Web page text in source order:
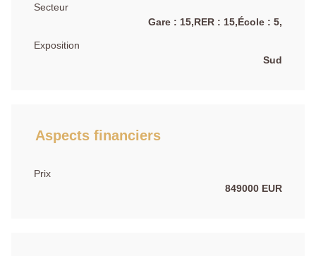
Secteur
Gare : 15,RER : 15,École : 5,
Exposition
Sud
Aspects financiers
Prix
849000 EUR